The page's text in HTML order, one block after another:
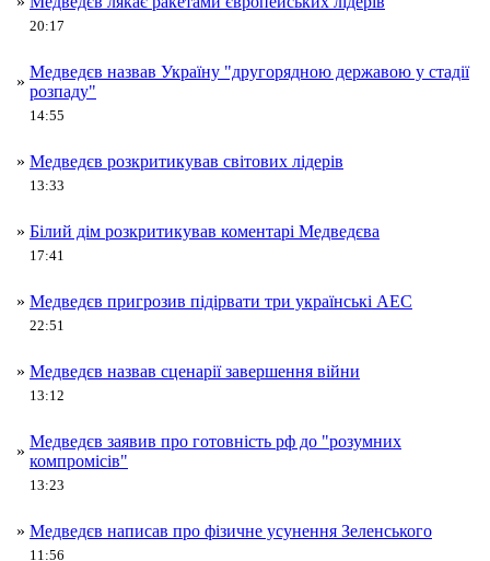
20:17
»
Медведєв назвав Україну "другорядною державою у стадії
розпаду"
14:55
» Медведєв розкритикував світових лідерів
13:33
» Білий дім розкритикував коментарі Медведєва
17:41
» Медведєв пригрозив підірвати три українські АЕС
22:51
» Медведєв назвав сценарії завершення війни
13:12
»
Медведєв заявив про готовність рф до "розумних
компромісів"
13:23
» Медведєв написав про фізичне усунення Зеленського
11:56